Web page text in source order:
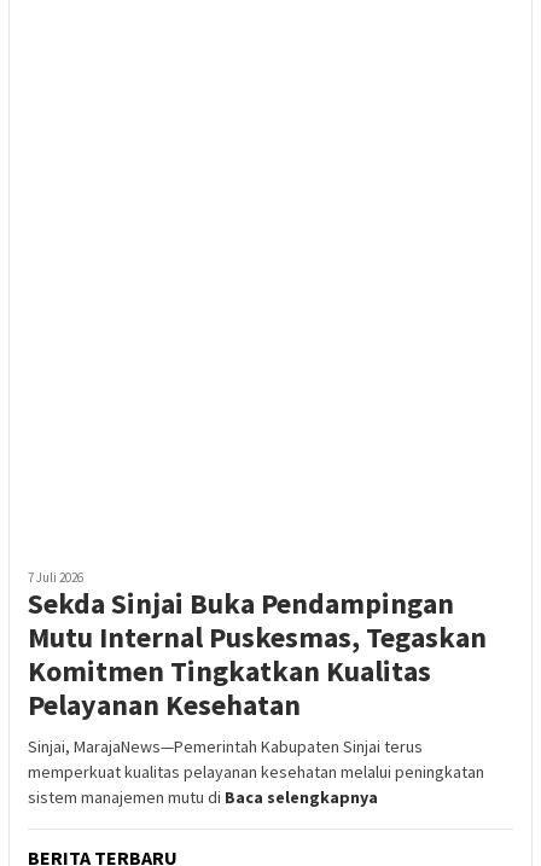
7 Juli 2026
Sekda Sinjai Buka Pendampingan
Mutu Internal Puskesmas, Tegaskan
Komitmen Tingkatkan Kualitas
Pelayanan Kesehatan
Sinjai, MarajaNews—Pemerintah Kabupaten Sinjai terus
memperkuat kualitas pelayanan kesehatan melalui peningkatan
sistem manajemen mutu di Baca selengkapnya
BERITA TERBARU